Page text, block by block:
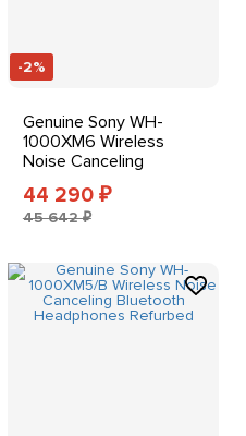
-2%
Genuine Sony WH-
1000XM6 Wireless
Noise Canceling
Headphones - Midnight
Blue UB
44 290 ₽
45 642 ₽